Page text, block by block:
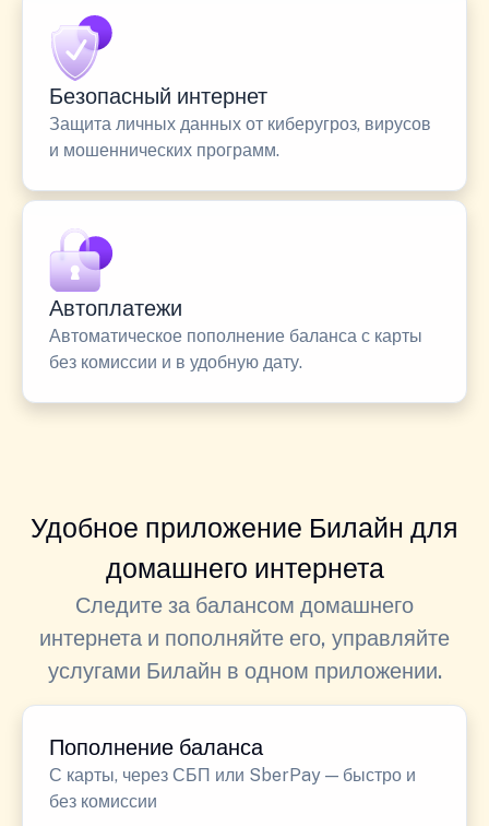
Безопасный интернет
Защита личных данных от киберугроз, вирусов
и мошеннических программ.
Автоплатежи
Автоматическое пополнение баланса с карты
без комиссии и в удобную дату.
Удобное приложение Билайн для
домашнего интернета
Следите за балансом домашнего
интернета и пополняйте его, управляйте
услугами Билайн в одном приложении.
Пополнение баланса
С карты, через СБП или SberPay — быстро и
без комиссии